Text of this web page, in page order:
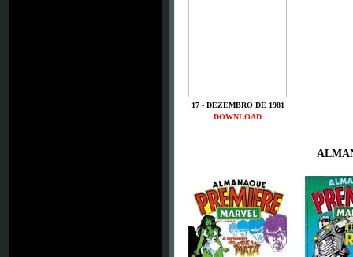
17 - DEZEMBRO DE 1981
DOWNLOAD